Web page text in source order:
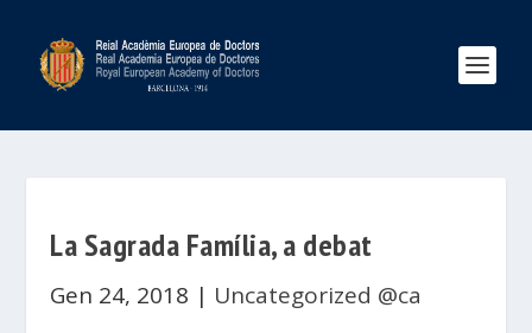
La Sagrada Família, a debat
Gen 24, 2018 | Uncategorized @ca